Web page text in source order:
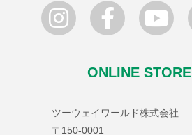
ONLINE STORE
ツーウェイワールド株式会社
〒150-0001